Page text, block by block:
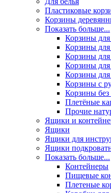
Пластиковые
Корзины
Показать больше...
Корзины
Корзины
Корзины
Корзины
Корзины
Корзины с
Корзины без
Плетёные
Прочие
Ящики и
Ящики
Ящики для
Ящики
Показать больше...
Контейнеры
Пищевые
Плетеные